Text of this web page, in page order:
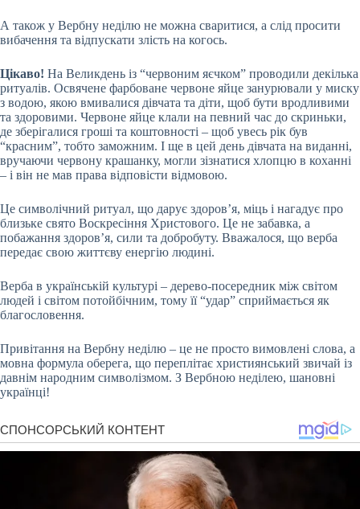
А також у Вербну неділю не можна сваритися, а слід просити
вибачення та відпускати злість на когось.
Цікаво! На Великдень із “червоним яєчком” проводили декілька
ритуалів. Освячене фарбоване червоне яйце занурювали у миску
з водою, якою вмивалися дівчата та діти, щоб бути вродливими
та здоровими. Червоне яйце клали на певний час до скриньки,
де зберігалися гроші та коштовності – щоб увесь рік був
“красним”, тобто заможним. І ще в цей день дівчата на виданні,
вручаючи червону крашанку, могли зізнатися хлопцю в коханні
– і він не мав права відповісти відмовою.
Це символічний ритуал, що дарує здоров’я, міць і нагадує про
близьке свято Воскресіння Христового. Це не забавка, а
побажання здоров’я, сили та добробуту. Вважалося, що верба
передає свою життєву енергію людині.
Верба в українській культурі – дерево-посередник між світом
людей і світом потойбічним, тому її “удар” сприймається як
благословення.
Привітання на Вербну неділю – це не просто вимовлені слова, а
мовна формула оберега, що переплітає християнський звичай із
давнім народним символізмом. З Вербною неділею, шановні
українці!